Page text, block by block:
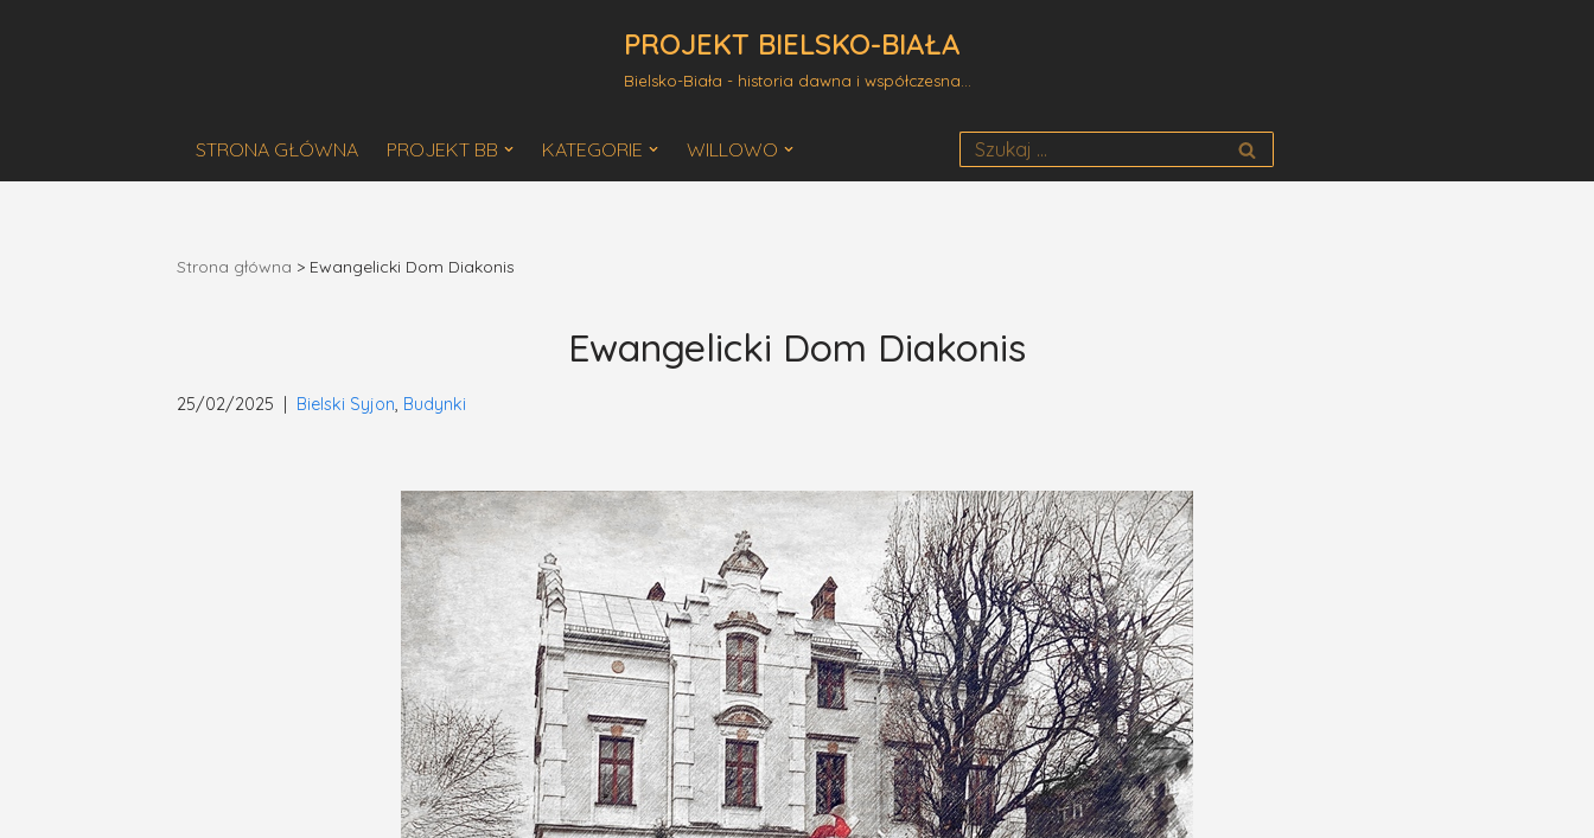
PROJEKT BIELSKO-BIAŁA
Bielsko-Biała - historia dawna i współczesna...
STRONA GŁÓWNA PROJEKT BB KATEGORIE WILLOWO
Strona główna > Ewangelicki Dom Diakonis
Ewangelicki Dom Diakonis
25/02/2025 Bielski Syjon, Budynki